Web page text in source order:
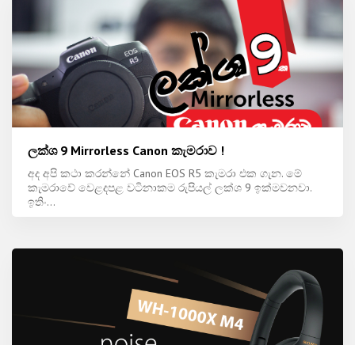
ලක්ශ 9 Mirrorless Canon කැමරාව !
අද අපි කථා කරන්නේ Canon EOS R5 කැමරා එක ගැන. මේ
කැමරාවේ වෙළදපළ වටිනාකම රුපියල් ලක්ශ 9 ඉක්මවනවා.
ඉතිං...